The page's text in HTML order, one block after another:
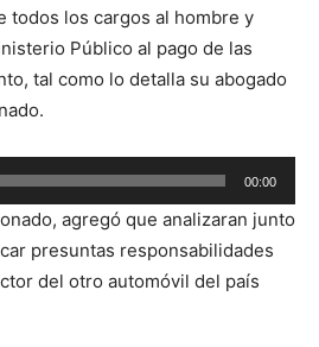
todos los cargos al hombre y
Público al pago de las
tal como lo detalla su abogado
00:00
agregó que analizaran junto
presuntas responsabilidades
del otro automóvil del país